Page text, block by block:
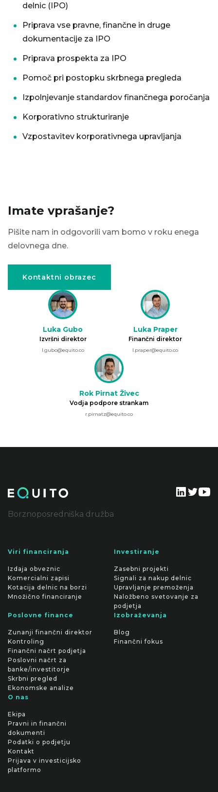
delnic (IPO)
Priprava vse pravne, finančne in druge
dokumentacije za IPO
Priprava prospekta za IPO
Pomoč pri postopku skrbnega pregleda
Izpolnjevanje standardov finančnega poročanja
Korporativno strukturiranje
Vzpostavitev korporativnega upravljanja
Imate vprašanje?
Pišite nam in odgovorili vam bomo v roku enega
delovnega dne.
Kontaktni obrazec
Luka Gubo
Izvršni direktor
l.gubo@equito.co
Luka Praper
Finančni direktor
l.praper@equito.co
Rok Pirnat Živec
Vodja podpore strankam
r.pirnatz@equito.co
Borznoposredniška družba
Viri financiranja
Izdaja obveznic
Komercialni zapisi
Kotacija delnic na borzi
Množično financiranje
Investiranje
Zasebni projekti
Signali za nakup delnic
Upravljanje premoženja
Naložbeno svetovanje za
podjetja
Poslovne finance
Zunanji finančni direktor
Kontroling
Finančni načrt podjetja
Poslovni načrt za
banke/investitorje
Skrbni pregled
Ekonomske analize
Izobraževanja
Blog
Finančni fokus
O nas
Ekipa
Pravni in finančni
dokumenti
Podatki o podjetju
Kontakt
Prijava v investicijsko
platformo